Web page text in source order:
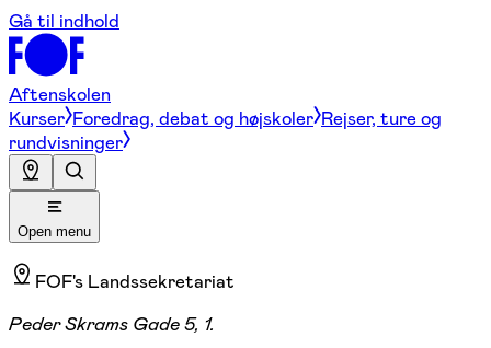
Gå til indhold
Aftenskolen
Kurser Foredrag, debat og højskoler Rejser, ture og
rundvisninger
Open menu
FOF's Landssekretariat
Peder Skrams Gade 5, 1.